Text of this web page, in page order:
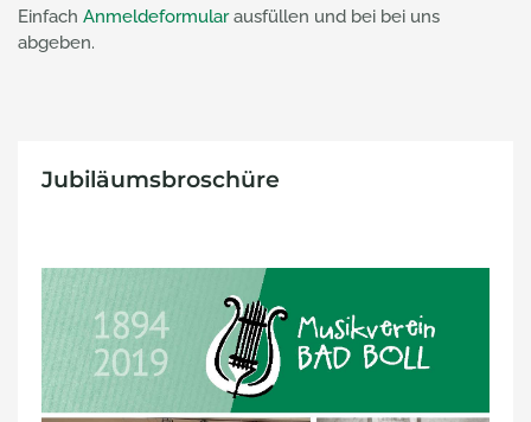
Einfach Anmeldeformularausfüllen und bei bei uns
abgeben.
Jubiläumsbroschüre